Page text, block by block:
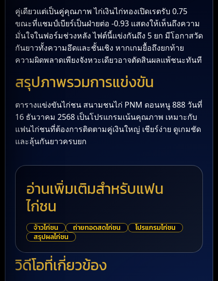
คู่เดียวแต่เป็นคู่คุณภาพ ไก่เงินไก่ทองเปิดเรตรับ 0.75
ขณะที่แชมป์เบียร์เป็นฝ่ายต่อ -0.93 แสดงให้เห็นถึงความ
มั่นใจในฟอร์มช่วงหลัง ไฟต์นี้แข่งกันถึง 5 ยก มีโอกาสวัด
กันยาวทั้งความอึดและชั้นเชิง หากเกมยื้อถึงยกท้าย
ความผิดพลาดเพียงจังหวะเดียวอาจตัดสินผลแพ้ชนะทันที
สรุปภาพรวมการแข่งขัน
ตารางแข่งขันไก่ชน สนามชนไก่ PNM ดอนหนู 888 วันที่
16 ธันวาคม 2568 เป็นโปรแกรมเน้นคุณภาพ เหมาะกับ
แฟนไก่ชนที่ต้องการติดตามคู่เงินใหญ่ เชียร์ง่าย ดูเกมชัด
และลุ้นกันยาวครบยก
อ่านเพิ่มเติมสำหรับแฟน
ไก่ชน
จ้าวไก่ชน ถ่ายทอดสดไก่ชน
โปรแกรมไก่ชน
สรุปผลไก่ชน
วิดีโอที่เกี่ยวข้อง